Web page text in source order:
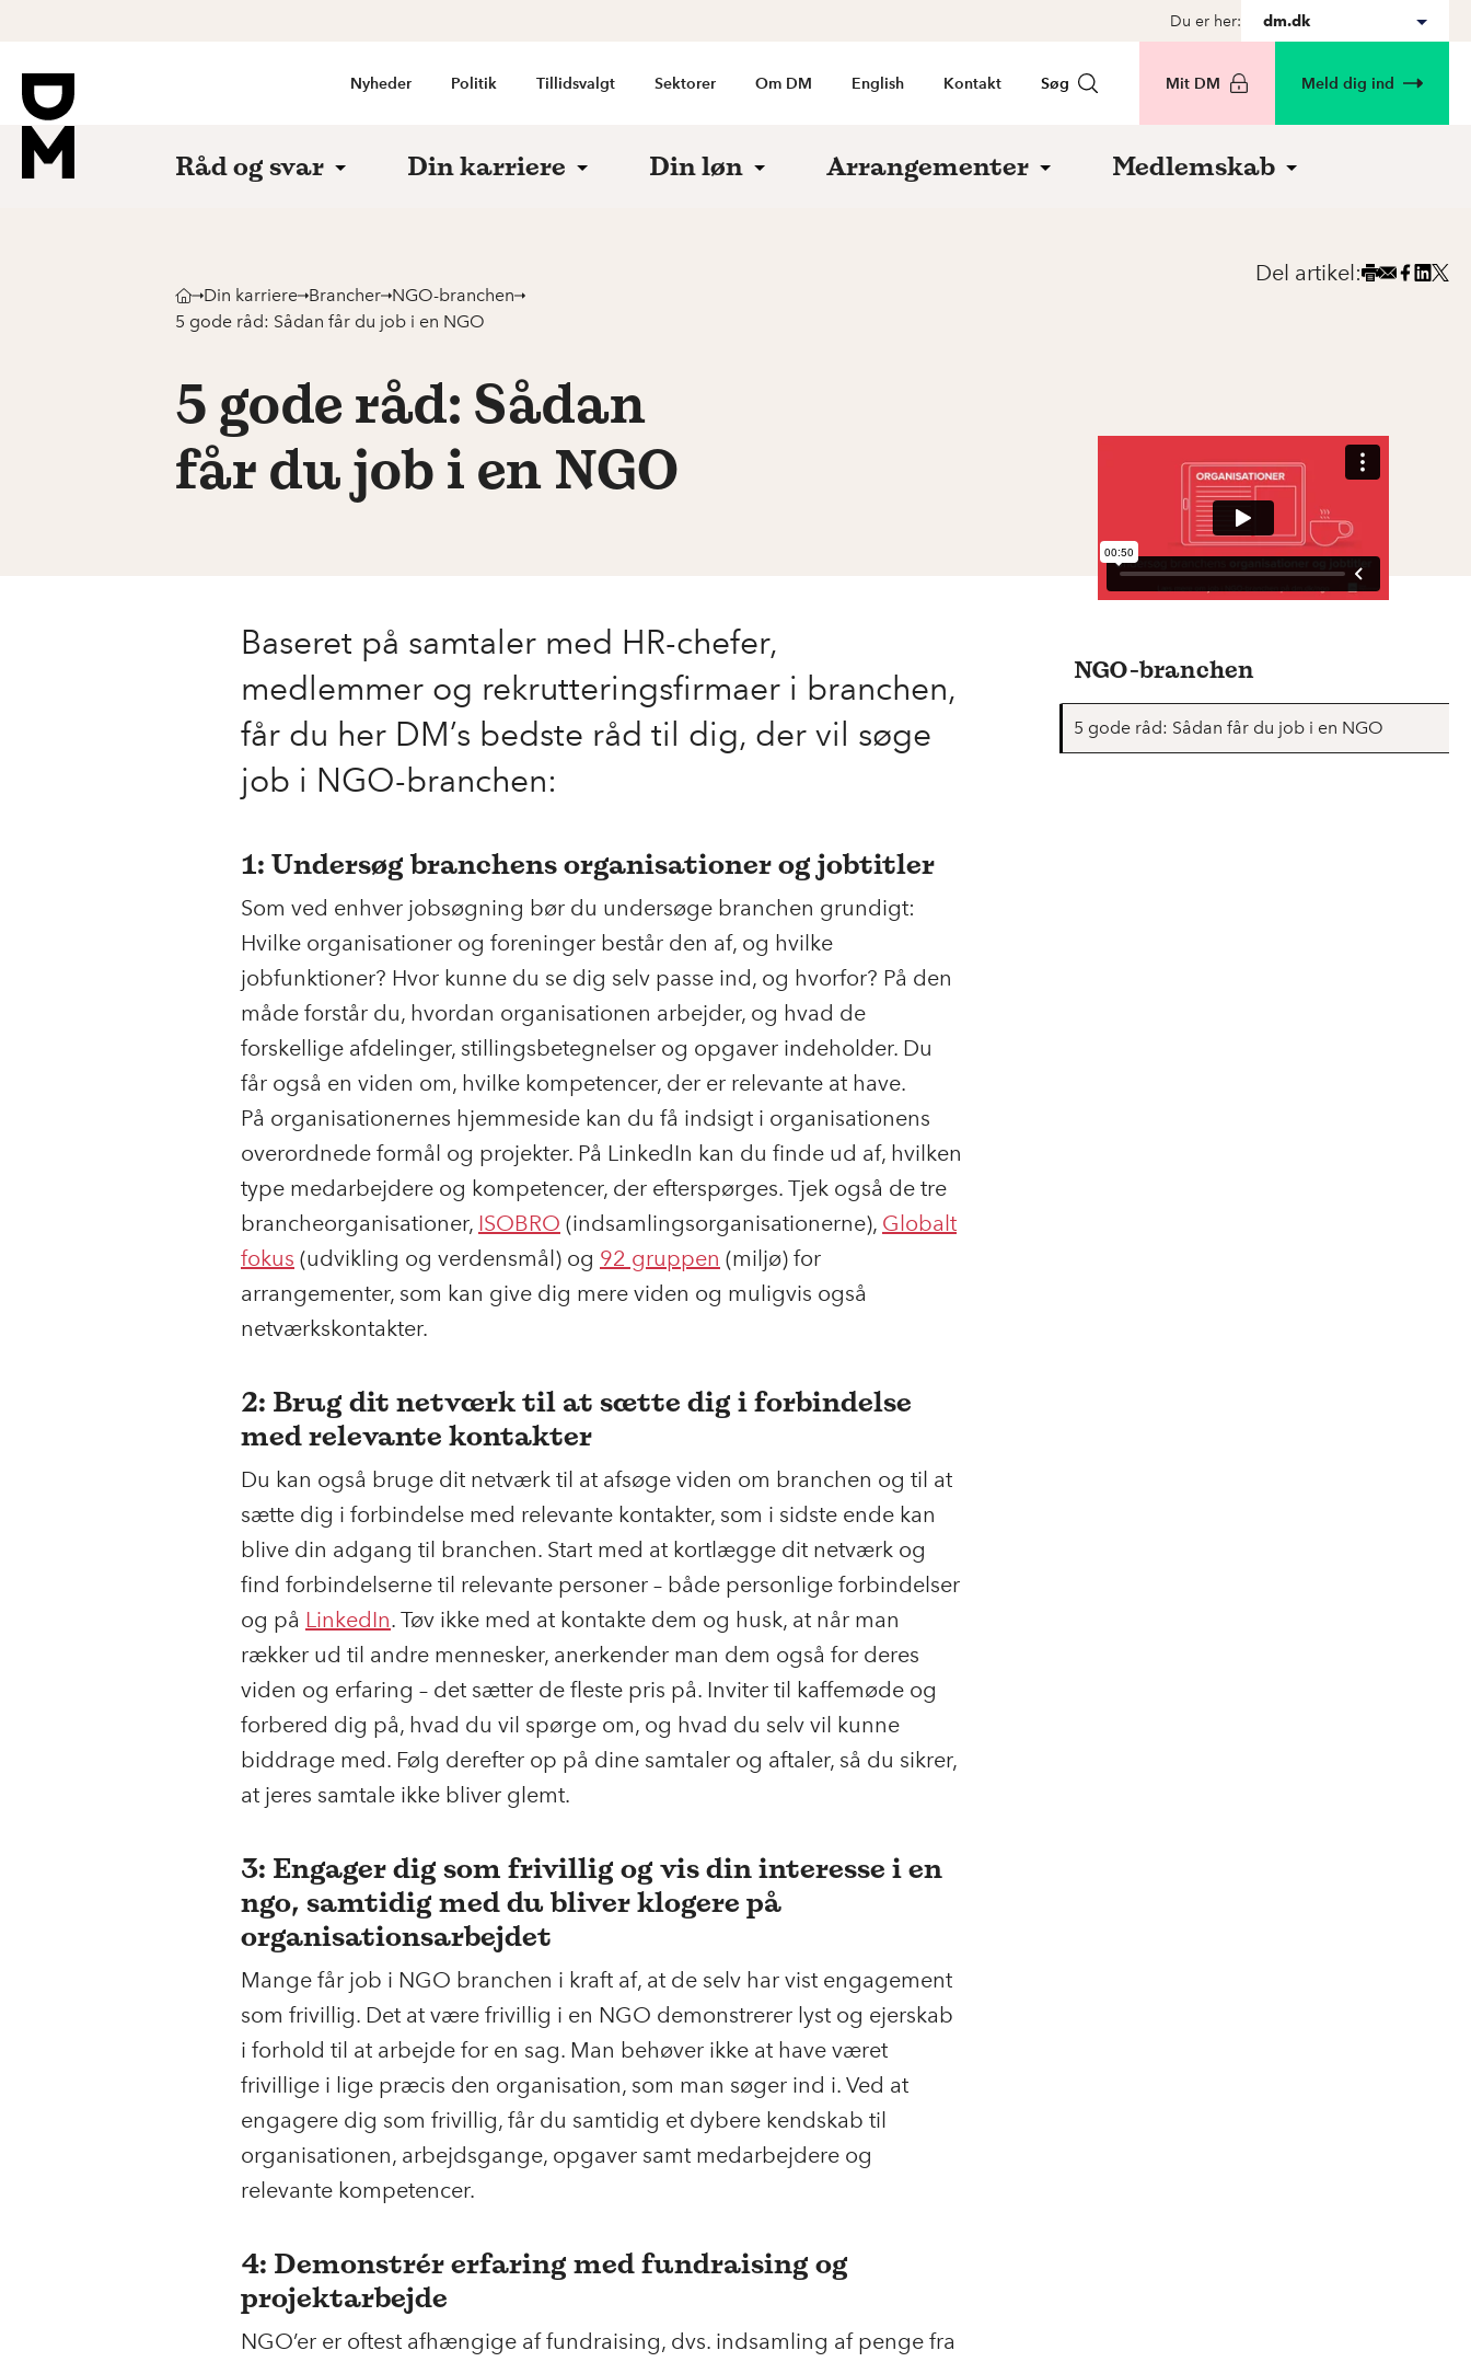
Du er her: dm.dk
Nyheder Politik Tillidsvalgt Sektorer Om DM English Kontakt Søg Mit DM Meld dig ind
Råd og svar Din karriere Din løn Arrangementer Medlemskab
Din karriere Brancher NGO-branchen
5 gode råd: Sådan får du job i en NGO
5 gode råd: Sådan
får du job i en NGO
Del artikel:
Baseret på samtaler med HR-chefer,
medlemmer og rekrutteringsfirmaer i branchen,
får du her DM’s bedste råd til dig, der vil søge
job i NGO-branchen:
1: Undersøg branchens organisationer og jobtitler
Som ved enhver jobsøgning bør du undersøge branchen grundigt:
Hvilke organisationer og foreninger består den af, og hvilke
jobfunktioner? Hvor kunne du se dig selv passe ind, og hvorfor? På den
måde forstår du, hvordan organisationen arbejder, og hvad de
forskellige afdelinger, stillingsbetegnelser og opgaver indeholder. Du
får også en viden om, hvilke kompetencer, der er relevante at have.
På organisationernes hjemmeside kan du få indsigt i organisationens
overordnede formål og projekter. På LinkedIn kan du finde ud af, hvilken
type medarbejdere og kompetencer, der efterspørges. Tjek også de tre
brancheorganisationer, ISOBRO (indsamlingsorganisationerne), Globalt
fokus (udvikling og verdensmål) og 92 gruppen (miljø) for
arrangementer, som kan give dig mere viden og muligvis også
netværkskontakter.
2: Brug dit netværk til at sætte dig i forbindelse
med relevante kontakter
Du kan også bruge dit netværk til at afsøge viden om branchen og til at
sætte dig i forbindelse med relevante kontakter, som i sidste ende kan
blive din adgang til branchen. Start med at kortlægge dit netværk og
find forbindelserne til relevante personer – både personlige forbindelser
og på LinkedIn. Tøv ikke med at kontakte dem og husk, at når man
rækker ud til andre mennesker, anerkender man dem også for deres
viden og erfaring – det sætter de fleste pris på. Inviter til kaffemøde og
forbered dig på, hvad du vil spørge om, og hvad du selv vil kunne
biddrage med. Følg derefter op på dine samtaler og aftaler, så du sikrer,
at jeres samtale ikke bliver glemt.
3: Engager dig som frivillig og vis din interesse i en
ngo, samtidig med du bliver klogere på
organisationsarbejdet
Mange får job i NGO branchen i kraft af, at de selv har vist engagement
som frivillig. Det at være frivillig i en NGO demonstrerer lyst og ejerskab
i forhold til at arbejde for en sag. Man behøver ikke at have været
frivillige i lige præcis den organisation, som man søger ind i. Ved at
engagere dig som frivillig, får du samtidig et dybere kendskab til
organisationen, arbejdsgange, opgaver samt medarbejdere og
relevante kompetencer.
4: Demonstrér erfaring med fundraising og
projektarbejde
NGO’er er oftest afhængige af fundraising, dvs. indsamling af penge fra
NGO-branchen
5 gode råd: Sådan får du job i en NGO